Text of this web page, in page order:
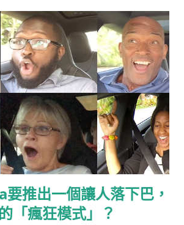
推出一個讓人落下巴，
「瘋狂模式」？